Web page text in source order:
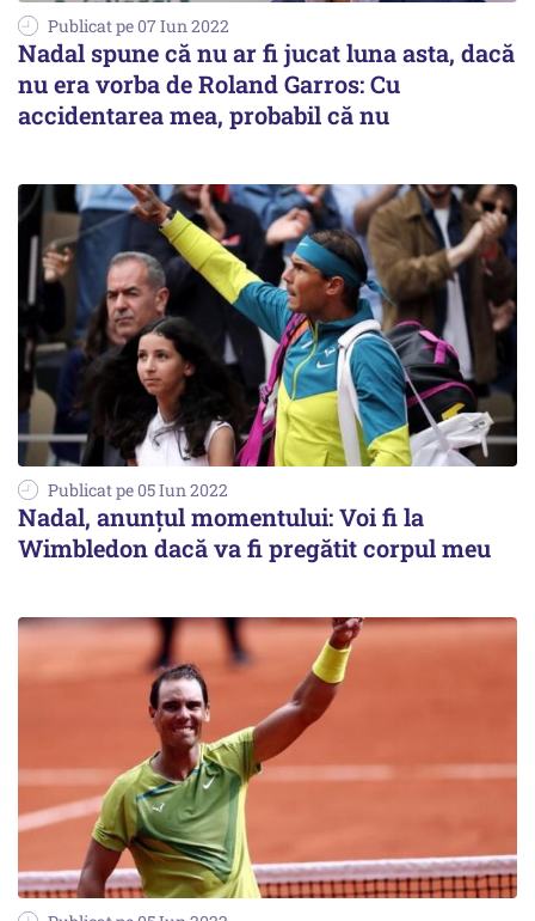
Publicat pe 07 Iun 2022
Nadal spune că nu ar fi jucat luna asta, dacă
nu era vorba de Roland Garros: Cu
accidentarea mea, probabil că nu
Publicat pe 05 Iun 2022
Nadal, anunțul momentului: Voi fi la
Wimbledon dacă va fi pregătit corpul meu